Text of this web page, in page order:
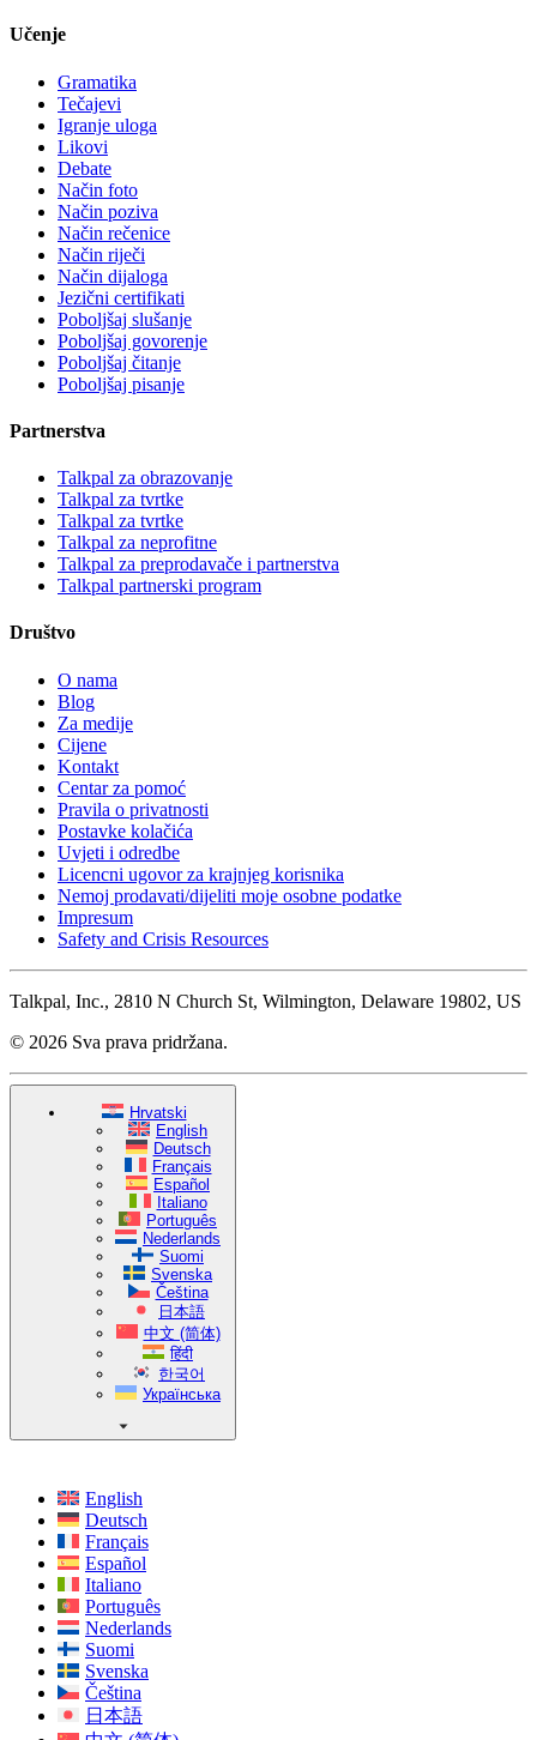
Učenje
Gramatika
Tečajevi
Igranje uloga
Likovi
Debate
Način foto
Način poziva
Način rečenice
Način riječi
Način dijaloga
Jezični certifikati
Poboljšaj slušanje
Poboljšaj govorenje
Poboljšaj čitanje
Poboljšaj pisanje
Partnerstva
Talkpal za obrazovanje
Talkpal za tvrtke
Talkpal za tvrtke
Talkpal za neprofitne
Talkpal za preprodavače i partnerstva
Talkpal partnerski program
Društvo
O nama
Blog
Za medije
Cijene
Kontakt
Centar za pomoć
Pravila o privatnosti
Postavke kolačića
Uvjeti i odredbe
Licencni ugovor za krajnjeg korisnika
Nemoj prodavati/dijeliti moje osobne podatke
Impresum
Safety and Crisis Resources
Talkpal, Inc., 2810 N Church St, Wilmington, Delaware 19802, US
© 2026 Sva prava pridržana.
Hrvatski
English
Deutsch
Français
Español
Italiano
Português
Nederlands
Suomi
Svenska
Čeština
日本語
中文 (简体)
हिंदी
한국어
Українська
English
Deutsch
Français
Español
Italiano
Português
Nederlands
Suomi
Svenska
Čeština
日本語